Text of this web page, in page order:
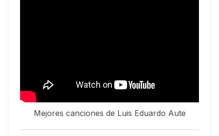
Mejores canciones de Luis Eduardo Aute